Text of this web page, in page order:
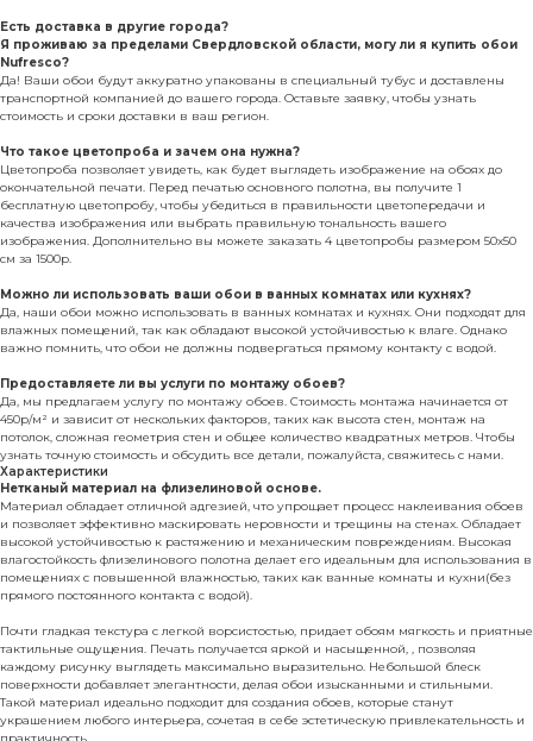
Есть доставка в другие города?
Я проживаю за пределами Свердловской области, могу ли я купить обои
Nufresco?
Да! Ваши обои будут аккуратно упакованы в специальный тубус и доставлены
транспортной компанией до вашего города. Оставьте заявку, чтобы узнать
стоимость и сроки доставки в ваш регион.
Что такое цветопроба и зачем она нужна?
Цветопроба позволяет увидеть, как будет выглядеть изображение на обоях до
окончательной печати. Перед печатью основного полотна, вы получите 1
бесплатную цветопробу, чтобы убедиться в правильности цветопередачи и
качества изображения или выбрать правильную тональность вашего
изображения. Дополнительно вы можете заказать 4 цветопробы размером 50х50
см за 1500р.
Можно ли использовать ваши обои в ванных комнатах или кухнях?
Да, наши обои можно использовать в ванных комнатах и кухнях. Они подходят для
влажных помещений, так как обладают высокой устойчивостью к влаге. Однако
важно помнить, что обои не должны подвергаться прямому контакту с водой.
Предоставляете ли вы услуги по монтажу обоев?
Да, мы предлагаем услугу по монтажу обоев. Стоимость монтажа начинается от
450р/м² и зависит от нескольких факторов, таких как высота стен, монтаж на
потолок, сложная геометрия стен и общее количество квадратных метров. Чтобы
узнать точную стоимость и обсудить все детали, пожалуйста, свяжитесь с нами.
Характеристики
Нетканый материал на флизелиновой основе.
Материал обладает отличной адгезией, что упрощает процесс наклеивания обоев
и позволяет эффективно маскировать неровности и трещины на стенах. Обладает
высокой устойчивостью к растяжению и механическим повреждениям. Высокая
влагостойкость флизелинового полотна делает его идеальным для использования в
помещениях с повышенной влажностью, таких как ванные комнаты и кухни(без
прямого постоянного контакта с водой).
Почти гладкая текстура с легкой ворсистостью, придает обоям мягкость и приятные
тактильные ощущения. Печать получается яркой и насыщенной, , позволяя
каждому рисунку выглядеть максимально выразительно. Небольшой блеск
поверхности добавляет элегантности, делая обои изысканными и стильными.
Такой материал идеально подходит для создания обоев, которые станут
украшением любого интерьера, сочетая в себе эстетическую привлекательность и